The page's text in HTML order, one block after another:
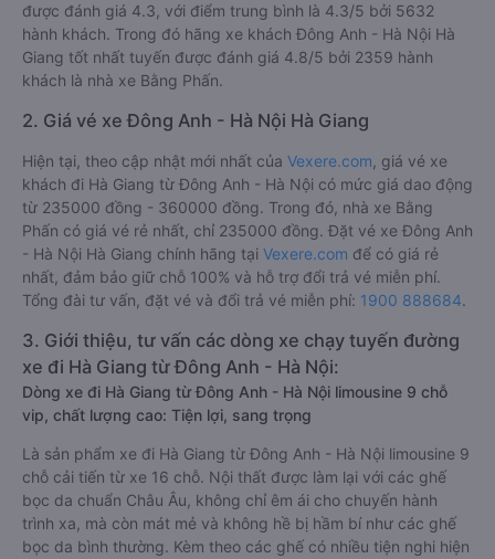
được đánh giá 4.3, với điểm trung bình là 4.3/5 bởi 5632
hành khách. Trong đó hãng xe khách Đông Anh - Hà Nội Hà
Giang tốt nhất tuyến được đánh giá 4.8/5 bởi 2359 hành
khách là nhà xe Bằng Phấn.
2. Giá vé xe Đông Anh - Hà Nội Hà Giang
Hiện tại, theo cập nhật mới nhất của Vexere.com , giá vé xe
khách đi Hà Giang từ Đông Anh - Hà Nội có mức giá dao động
từ 235000 đồng - 360000 đồng. Trong đó, nhà xe Bằng
Phấn có giá vé rẻ nhất, chỉ 235000 đồng. Đặt vé xe Đông Anh
- Hà Nội Hà Giang chính hãng tại Vexere.com để có giá rẻ
nhất, đảm bảo giữ chỗ 100% và hỗ trợ đổi trả vé miễn phí.
Tổng đài tư vấn, đặt vé và đổi trả vé miễn phí: 1900 888684.
3. Giới thiệu, tư vấn các dòng xe chạy tuyến đường
xe đi Hà Giang từ Đông Anh - Hà Nội:
Dòng xe đi Hà Giang từ Đông Anh - Hà Nội limousine 9 chỗ
vip, chất lượng cao: Tiện lợi, sang trọng
Là sản phẩm xe đi Hà Giang từ Đông Anh - Hà Nội limousine 9
chỗ cải tiến từ xe 16 chỗ. Nội thất được làm lại với các ghế
bọc da chuẩn Châu Âu, không chỉ êm ái cho chuyến hành
trình xa, mà còn mát mẻ và không hề bị hầm bí như các ghế
bọc da bình thường. Kèm theo các ghế có nhiều tiện nghi hiện